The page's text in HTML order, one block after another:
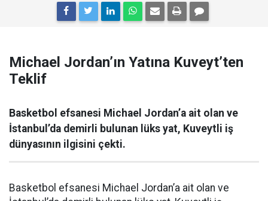
Michael Jordan’ın Yatına Kuveyt’ten
Teklif
Basketbol efsanesi Michael Jordan’a ait olan ve
İstanbul’da demirli bulunan lüks yat, Kuveytli iş
dünyasının ilgisini çekti.
Basketbol efsanesi Michael Jordan’a ait olan ve